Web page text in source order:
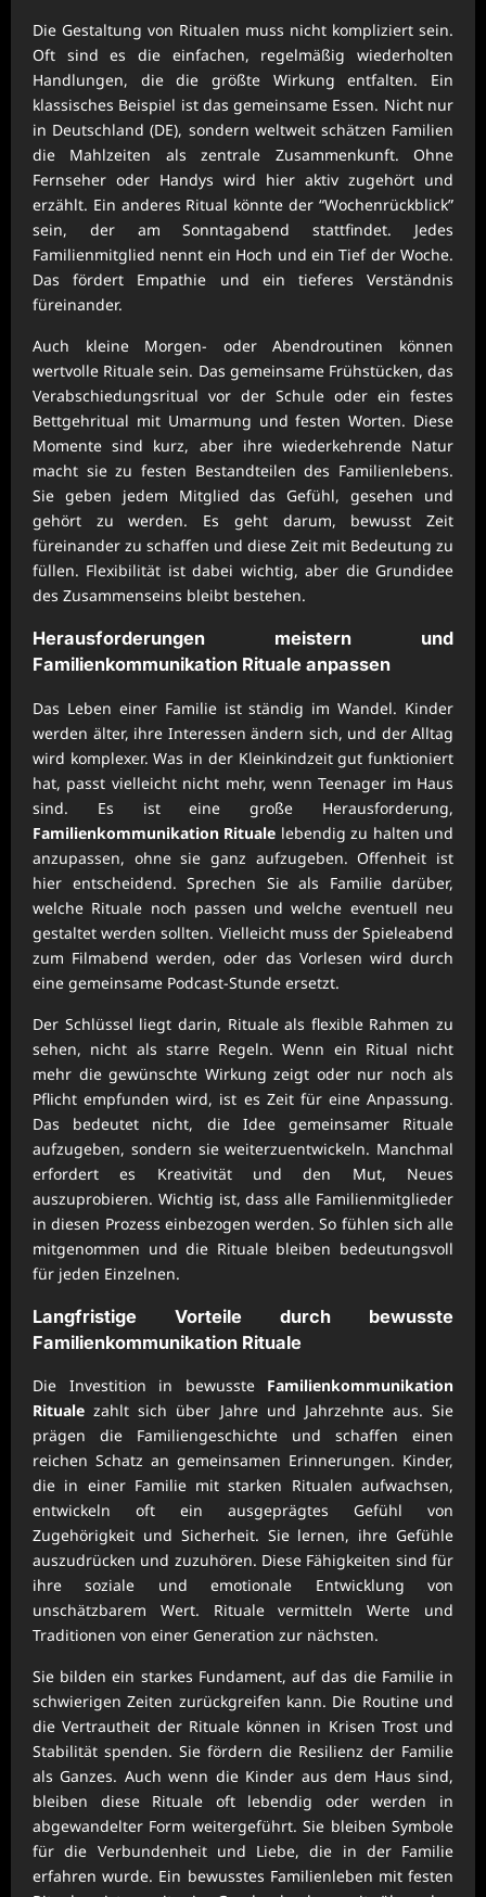
Die Gestaltung von Ritualen muss nicht kompliziert sein.
Oft sind es die einfachen, regelmäßig wiederholten
Handlungen, die die größte Wirkung entfalten. Ein
klassisches Beispiel ist das gemeinsame Essen. Nicht nur
in Deutschland (DE), sondern weltweit schätzen Familien
die Mahlzeiten als zentrale Zusammenkunft. Ohne
Fernseher oder Handys wird hier aktiv zugehört und
erzählt. Ein anderes Ritual könnte der “Wochenrückblick”
sein, der am Sonntagabend stattfindet. Jedes
Familienmitglied nennt ein Hoch und ein Tief der Woche.
Das fördert Empathie und ein tieferes Verständnis
füreinander.
Auch kleine Morgen- oder Abendroutinen können
wertvolle Rituale sein. Das gemeinsame Frühstücken, das
Verabschiedungsritual vor der Schule oder ein festes
Bettgehritual mit Umarmung und festen Worten. Diese
Momente sind kurz, aber ihre wiederkehrende Natur
macht sie zu festen Bestandteilen des Familienlebens.
Sie geben jedem Mitglied das Gefühl, gesehen und
gehört zu werden. Es geht darum, bewusst Zeit
füreinander zu schaffen und diese Zeit mit Bedeutung zu
füllen. Flexibilität ist dabei wichtig, aber die Grundidee
des Zusammenseins bleibt bestehen.
Herausforderungen meistern und
Familienkommunikation Rituale anpassen
Das Leben einer Familie ist ständig im Wandel. Kinder
werden älter, ihre Interessen ändern sich, und der Alltag
wird komplexer. Was in der Kleinkindzeit gut funktioniert
hat, passt vielleicht nicht mehr, wenn Teenager im Haus
sind. Es ist eine große Herausforderung,
Familienkommunikation Rituale lebendig zu halten und
anzupassen, ohne sie ganz aufzugeben. Offenheit ist
hier entscheidend. Sprechen Sie als Familie darüber,
welche Rituale noch passen und welche eventuell neu
gestaltet werden sollten. Vielleicht muss der Spieleabend
zum Filmabend werden, oder das Vorlesen wird durch
eine gemeinsame Podcast-Stunde ersetzt.
Der Schlüssel liegt darin, Rituale als flexible Rahmen zu
sehen, nicht als starre Regeln. Wenn ein Ritual nicht
mehr die gewünschte Wirkung zeigt oder nur noch als
Pflicht empfunden wird, ist es Zeit für eine Anpassung.
Das bedeutet nicht, die Idee gemeinsamer Rituale
aufzugeben, sondern sie weiterzuentwickeln. Manchmal
erfordert es Kreativität und den Mut, Neues
auszuprobieren. Wichtig ist, dass alle Familienmitglieder
in diesen Prozess einbezogen werden. So fühlen sich alle
mitgenommen und die Rituale bleiben bedeutungsvoll
für jeden Einzelnen.
Langfristige Vorteile durch bewusste
Familienkommunikation Rituale
Die Investition in bewusste Familienkommunikation
Rituale zahlt sich über Jahre und Jahrzehnte aus. Sie
prägen die Familiengeschichte und schaffen einen
reichen Schatz an gemeinsamen Erinnerungen. Kinder,
die in einer Familie mit starken Ritualen aufwachsen,
entwickeln oft ein ausgeprägtes Gefühl von
Zugehörigkeit und Sicherheit. Sie lernen, ihre Gefühle
auszudrücken und zuzuhören. Diese Fähigkeiten sind für
ihre soziale und emotionale Entwicklung von
unschätzbarem Wert. Rituale vermitteln Werte und
Traditionen von einer Generation zur nächsten.
Sie bilden ein starkes Fundament, auf das die Familie in
schwierigen Zeiten zurückgreifen kann. Die Routine und
die Vertrautheit der Rituale können in Krisen Trost und
Stabilität spenden. Sie fördern die Resilienz der Familie
als Ganzes. Auch wenn die Kinder aus dem Haus sind,
bleiben diese Rituale oft lebendig oder werden in
abgewandelter Form weitergeführt. Sie bleiben Symbole
für die Verbundenheit und Liebe, die in der Familie
erfahren wurde. Ein bewusstes Familienleben mit festen